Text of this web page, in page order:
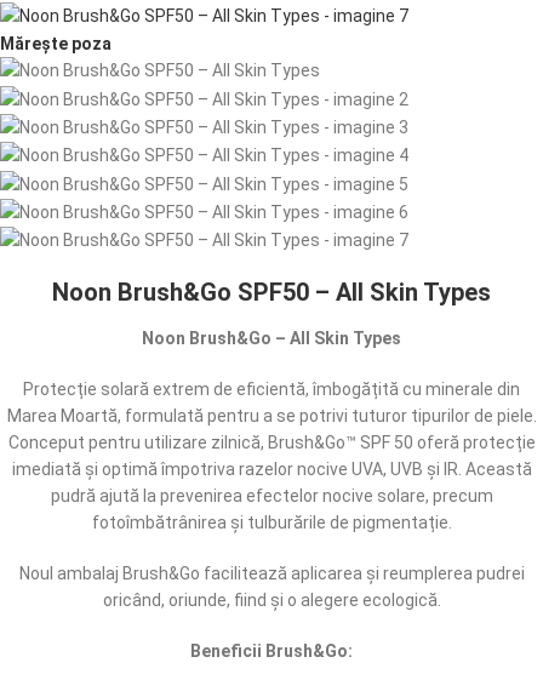
Mărește poza
Noon Brush&Go SPF50 – All Skin Types
Noon Brush&Go – All Skin Types
Protecție solară extrem de eficientă, îmbogățită cu minerale din
Marea Moartă, formulată pentru a se potrivi tuturor tipurilor de piele.
Conceput pentru utilizare zilnică, Brush&Go™ SPF 50 oferă protecție
imediată și optimă împotriva razelor nocive UVA, UVB și IR. Această
pudră ajută la prevenirea efectelor nocive solare, precum
fotoîmbătrânirea și tulburările de pigmentație.
Noul ambalaj Brush&Go facilitează aplicarea și reumplerea pudrei
oricând, oriunde, fiind și o alegere ecologică.
Beneficii Brush&Go: